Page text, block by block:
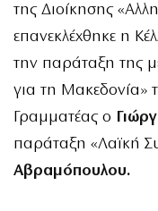
της Διοίκησης
επανεκλέχθηκε η
την παράταξη της
για τη Μακεδονία»
Γραμματέας ο
παράταξη «Λαϊκή
Αβραμόπουλου.